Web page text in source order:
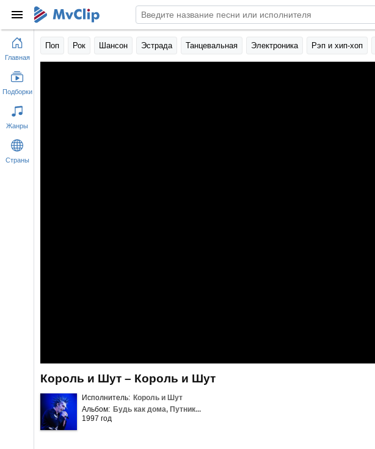
Поп Рок Шансон Эстрада Танцевальная Электроника Рэп и хип-хоп
Король и Шут – Король и Шут
Исполнитель: Король и Шут
Альбом: Будь как дома, Путник...
1997 год
Главная
Подборки
Жанры
Страны